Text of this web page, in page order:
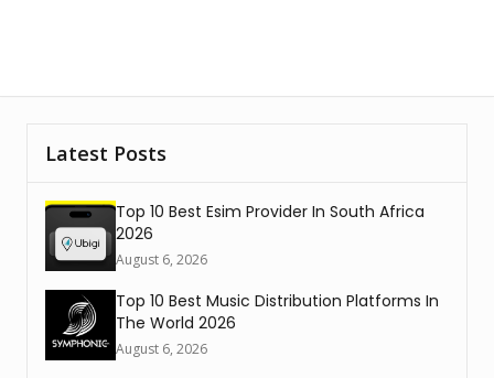
Latest Posts
Top 10 Best Esim Provider In South Africa
2026
August 6, 2026
Top 10 Best Music Distribution Platforms In
The World 2026
August 6, 2026